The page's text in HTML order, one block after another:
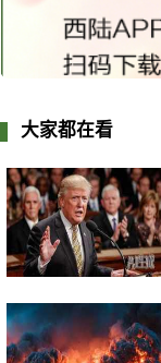
大家都在看